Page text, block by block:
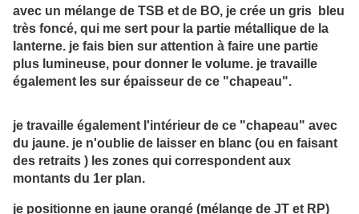
avec un mélange de TSB et de BO, je crée un gris bleu
très foncé, qui me sert pour la partie métallique de la
lanterne. je fais bien sur attention à faire une partie
plus lumineuse, pour donner le volume. je travaille
également les sur épaisseur de ce "chapeau".
je travaille également l'intérieur de ce "chapeau" avec
du jaune. je n'oublie de laisser en blanc (ou en faisant
des retraits ) les zones qui correspondent aux
montants du 1er plan.
je positionne en jaune orangé (mélange de JT et RP)